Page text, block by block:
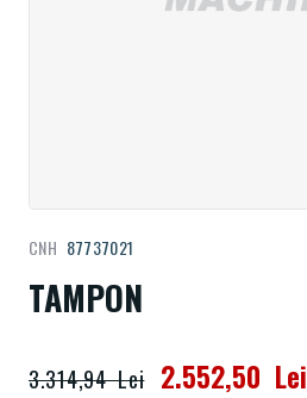
TAMPON
CNH 87737021
2.552,50 Lei
3.314,94 Lei
la
începutul
galeriei
imagini